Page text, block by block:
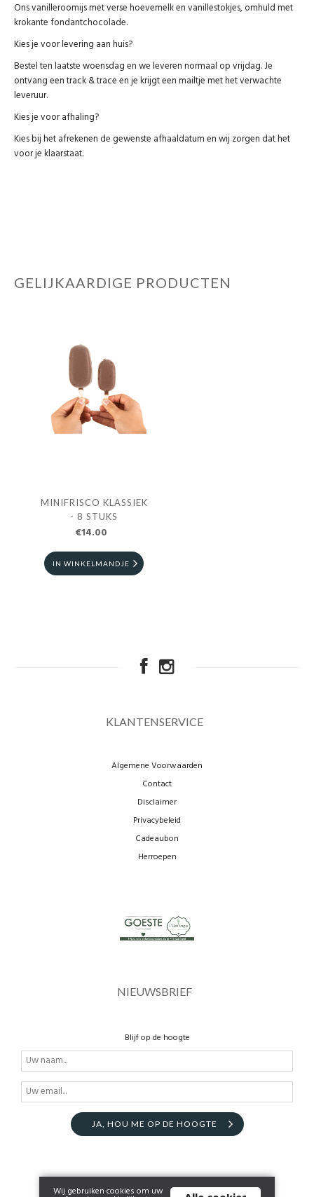
Ons vanilleroomijs met verse hoevemelk en vanillestokjes, omhuld met
krokante fondantchocolade.
Kies je voor levering aan huis?
Bestel ten laatste woensdag en we leveren normaal op vrijdag. Je
ontvang een track & trace en je krijgt een mailtje met het verwachte
leveruur.
Kies je voor afhaling?
Kies bij het afrekenen de gewenste afhaaldatum en wij zorgen dat het
voor je klaarstaat.
GELIJKAARDIGE PRODUCTEN
MINIFRISCO KLASSIEK
- 8 STUKS
€14.00
IN WINKELMANDJE
KLANTENSERVICE
Algemene Voorwaarden
Contact
Disclaimer
Privacybeleid
Cadeaubon
Herroepen
NIEUWSBRIEF
Blijf op de hoogte
JA, HOU ME OP DE HOOGTE
Wij gebruiken cookies om uw